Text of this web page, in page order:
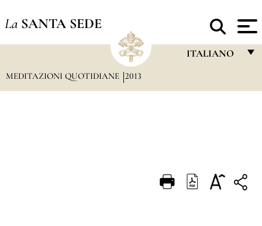
La SANTA SEDE
ITALIANO
DEUTSCH
MEDITAZIONI QUOTIDIANE 2013